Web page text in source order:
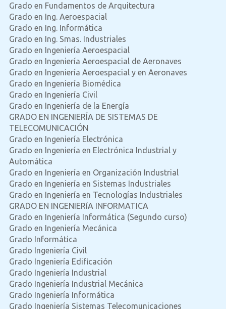
Grado en Fundamentos de Arquitectura
Grado en Ing. Aeroespacial
Grado en Ing. Informática
Grado en Ing. Smas. Industriales
Grado en Ingeniería Aeroespacial
Grado en Ingeniería Aeroespacial de Aeronaves
Grado en Ingeniería Aeroespacial y en Aeronaves
Grado en Ingeniería Biomédica
Grado en Ingeniería Civil
Grado en Ingeniería de la Energía
GRADO EN INGENIERÍA DE SISTEMAS DE
TELECOMUNICACIÓN
Grado en Ingeniería Electrónica
Grado en Ingeniería en Electrónica Industrial y
Automática
Grado en Ingeniería en Organización Industrial
Grado en Ingeniería en Sistemas Industriales
Grado en Ingeniería en Tecnologías Industriales
GRADO EN INGENIERíA INFORMATICA
Grado en Ingeniería Informática (Segundo curso)
Grado en Ingeniería Mecánica
Grado Informática
Grado Ingeniería Civil
Grado Ingeniería Edificación
Grado Ingeniería Industrial
Grado Ingeniería Industrial Mecánica
Grado Ingeniería Informática
Grado Ingeniería Sistemas Telecomunicaciones